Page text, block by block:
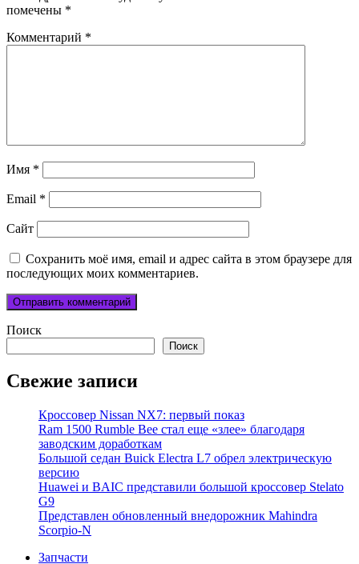
помечены *
Комментарий *
Имя *
Email *
Сайт
Сохранить моё имя, email и адрес сайта в этом браузере для
последующих моих комментариев.
Поиск
Поиск
Свежие записи
Кроссовер Nissan NX7: первый показ
Ram 1500 Rumble Bee стал еще «злее» благодаря
заводским доработкам
Большой седан Buick Electra L7 обрел электрическую
версию
Huawei и BAIC представили большой кроссовер Stelato
G9
Представлен обновленный внедорожник Mahindra
Scorpio-N
Запчасти